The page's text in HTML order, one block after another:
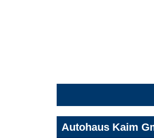
Autohaus Kaim